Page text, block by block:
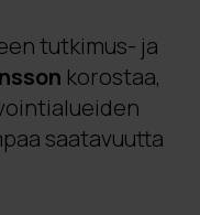
tutkimus- ja
korostaa,
saatavuutta